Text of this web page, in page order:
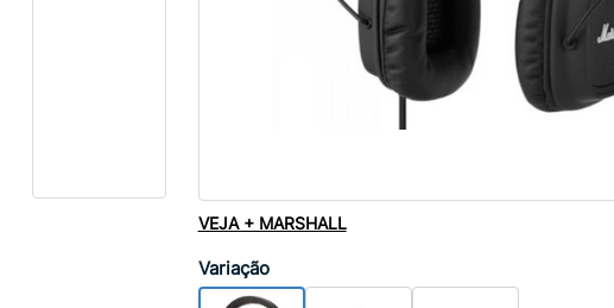
VEJA + MARSHALL
Variação